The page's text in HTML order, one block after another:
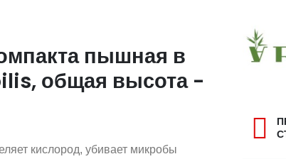
пышная в
общая высота -
кислород, убивает микробы